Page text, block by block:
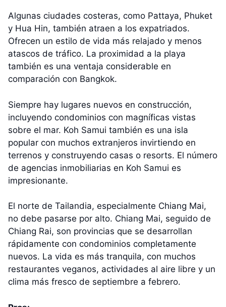
Algunas ciudades costeras, como Pattaya, Phuket
y Hua Hin, también atraen a los expatriados.
Ofrecen un estilo de vida más relajado y menos
atascos de tráfico. La proximidad a la playa
también es una ventaja considerable en
comparación con Bangkok.
Siempre hay lugares nuevos en construcción,
incluyendo condominios con magníficas vistas
sobre el mar. Koh Samui también es una isla
popular con muchos extranjeros invirtiendo en
terrenos y construyendo casas o resorts. El número
de agencias inmobiliarias en Koh Samui es
impresionante.
El norte de Tailandia, especialmente Chiang Mai,
no debe pasarse por alto. Chiang Mai, seguido de
Chiang Rai, son provincias que se desarrollan
rápidamente con condominios completamente
nuevos. La vida es más tranquila, con muchos
restaurantes veganos, actividades al aire libre y un
clima más fresco de septiembre a febrero.